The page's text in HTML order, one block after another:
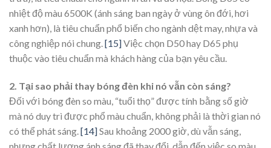
nhiệt độ màu 6500K (ánh sáng ban ngày ở vùng ôn đới, hơi
xanh hơn), là tiêu chuẩn phổ biến cho ngành dệt may, nhựa và
công nghiệp nói chung.[15]Việc chọn D50 hay D65 phụ
thuộc vào tiêu chuẩn mà khách hàng của bạn yêu cầu.
2. Tại sao phải thay bóng đèn khi nó vẫn còn sáng?
Đối với bóng đèn so màu, “tuổi thọ” được tính bằng số giờ
mà nó duy trì được phổ màu chuẩn, không phải là thời gian nó
có thể phát sáng.[14]Sau khoảng 2000 giờ, dù vẫn sáng,